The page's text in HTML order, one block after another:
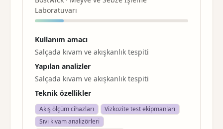
Laboratuvarı
Kullanım amacı
Salçada kıvam ve akışkanlık tespiti
Yapılan analizler
Salçada kıvam ve akışkanlık tespiti
Teknik özellikler
Akış ölçüm cihazları
Vizkozite test ekipmanları
Sıvı kıvam analizörleri